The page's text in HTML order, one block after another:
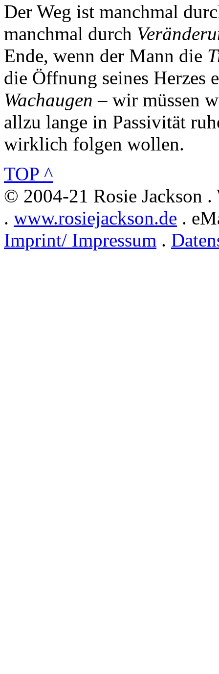
Der Weg ist manchmal
manchmal durch
Ende, wenn der Mann die
die Öffnung seines Herzes
Wachaugen– wir müssen
allzu lange in Passivität
wirklich folgen wollen.
TOP ^
© 2004-21 Rosie Jackson
. www.rosiejackson.de .
Imprint/ Impressum .